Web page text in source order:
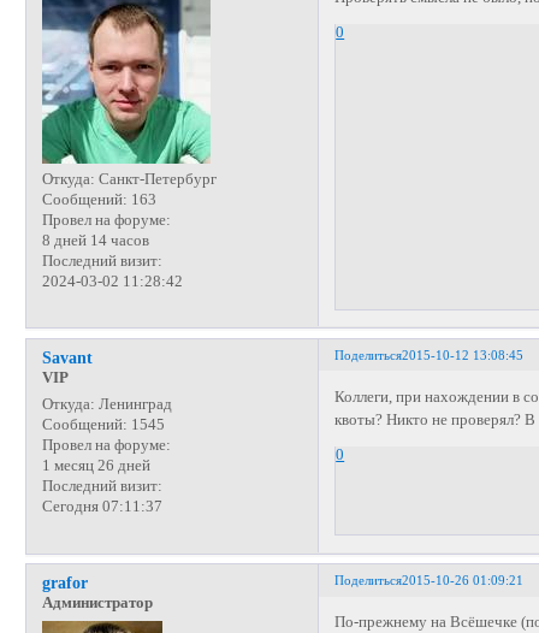
Откуда: Санкт-Петербург
Сообщений: 163
Провел на форуме:
8 дней 14 часов
Последний визит:
2024-03-02 11:28:42
0
Поделиться2015-10-12 13:08:45
Savant
VIP
Откуда: Ленинград
Сообщений: 1545
Провел на форуме:
1 месяц 26 дней
Последний визит:
Сегодня 07:11:37
Коллеги, при нахождении в
квоты? Никто не проверял?
0
Поделиться2015-10-26 01:09:21
grafor
Администратор
По-прежнему на Всёшечке